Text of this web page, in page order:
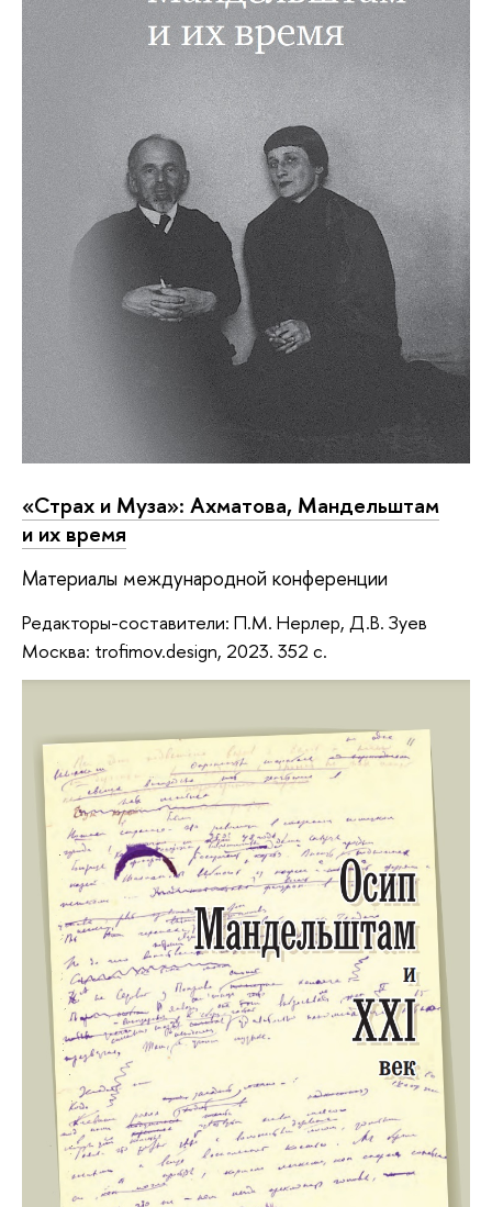
«Страх и Муза»: Ахматова, Мандельштам
и их время
Материалы международной конференции
Редакторы-составители: П.М. Нерлер, Д.В. Зуев
Москва: trofimov.design, 2023. 352 с.